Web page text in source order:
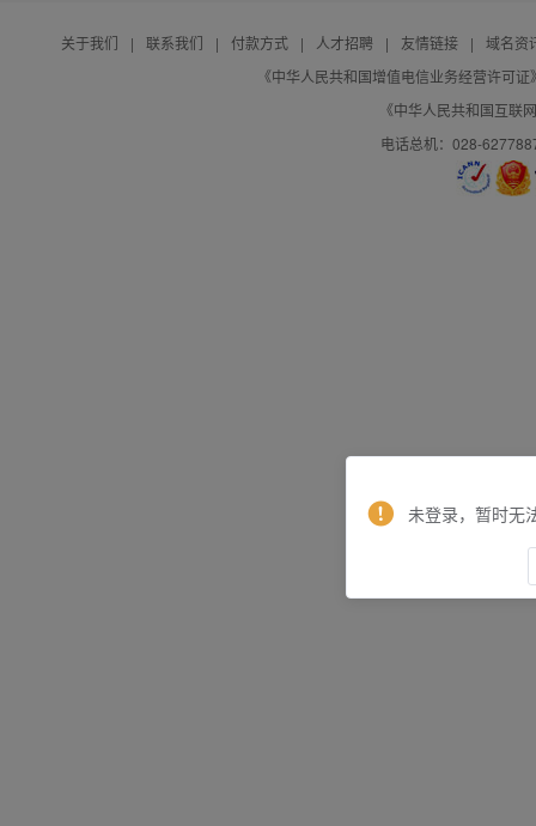
关于我们 | 联系我们 | 付款方式 | 人才招聘 | 友情链接 |
域名资
《中华人民共和国增值电信业务经营许可
《中华人民共和国互联
电话总机：028-
未登录，暂时无